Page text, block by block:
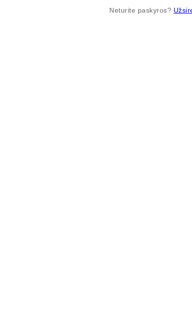
Neturite paskyros?